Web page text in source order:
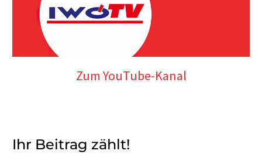
Zum YouTube-Kanal
Ihr Beitrag zählt!